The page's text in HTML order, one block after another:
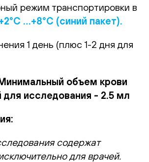
режим транспортировки в
…+8°С (синий пакет).
1 день (плюс 1-2 дня для
объем крови
исследования - 2.5 мл
содержат
для врачей.